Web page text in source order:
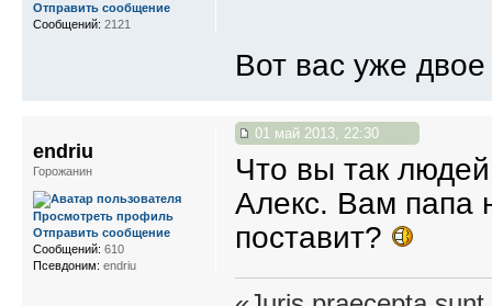
Вот вас уже
Отправить сообщение
Сообщений: 2121
01 май 2013, 22:30
Что вы так людей
Алекс. Вам папа
поставит?
endriu
Горожанин
Просмотреть профиль
Отправить сообщение
Сообщений: 610
Псевдоним: endriu